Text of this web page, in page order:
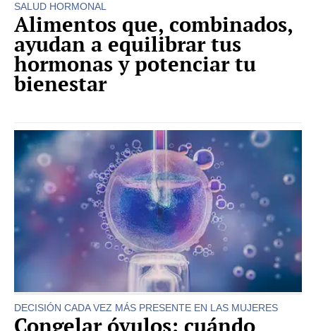
SALUD HORMONAL
Alimentos que, combinados,
ayudan a equilibrar tus
hormonas y potenciar tu
bienestar
DECISIÓN CADA VEZ MÁS PRESENTE EN LAS MUJERES